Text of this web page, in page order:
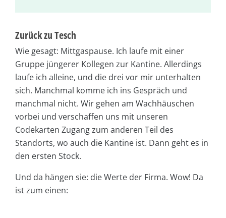
Zurück zu Tesch
Wie gesagt: Mittgaspause. Ich laufe mit einer
Gruppe jüngerer Kollegen zur Kantine. Allerdings
laufe ich alleine, und die drei vor mir unterhalten
sich. Manchmal komme ich ins Gespräch und
manchmal nicht. Wir gehen am Wachhäuschen
vorbei und verschaffen uns mit unseren
Codekarten Zugang zum anderen Teil des
Standorts, wo auch die Kantine ist. Dann geht es in
den ersten Stock.
Und da hängen sie: die Werte der Firma. Wow! Da
ist zum einen: